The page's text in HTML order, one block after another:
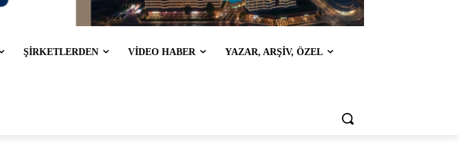
ŞİRKETLERDEN VİDEO HABER YAZAR, ARŞİV, ÖZEL